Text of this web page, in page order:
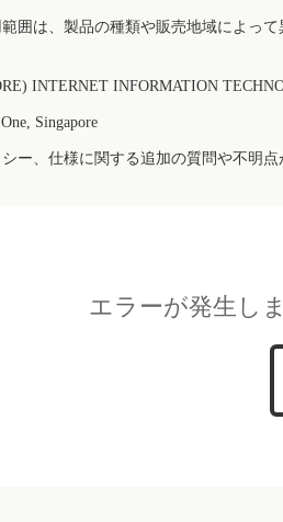
囲は、製品の種類や販売地域によっ
INTERNET INFORMATION
Singapore
ー、仕様に関する追加の質問や不明
エラーが発生し